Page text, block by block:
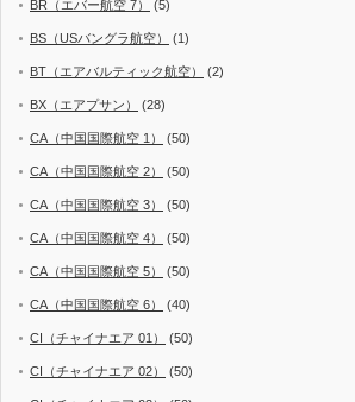
BR（エバー航空 7） (5)
BS（USバングラ航空） (1)
BT（エアバルティック航空） (2)
BX（エアプサン） (28)
CA（中国国際航空 1） (50)
CA（中国国際航空 2） (50)
CA（中国国際航空 3） (50)
CA（中国国際航空 4） (50)
CA（中国国際航空 5） (50)
CA（中国国際航空 6） (40)
CI（チャイナエア 01） (50)
CI（チャイナエア 02） (50)